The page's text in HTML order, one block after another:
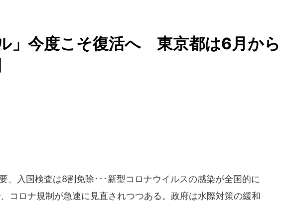
」今度こそ復活へ 東京都は6月から
、入国検査は8割免除･･･新型コロナウイルスの感染が全国的に
コロナ規制が急速に見直されつつある。政府は水際対策の緩和